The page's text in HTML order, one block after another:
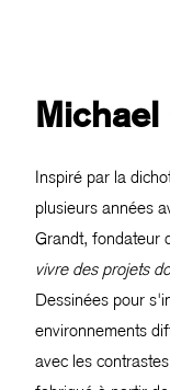
Michael
Inspiré par la
plusieurs années
Grandt, fondateur
vivre des projets
Dessinées pour
environnements
avec les